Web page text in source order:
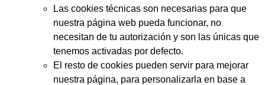
Las cookies técnicas son necesarias para que
nuestra página web pueda funcionar, no
necesitan de tu autorización y son las únicas que
tenemos activadas por defecto.
El resto de cookies pueden servir para mejorar
nuestra página, para personalizarla en base a